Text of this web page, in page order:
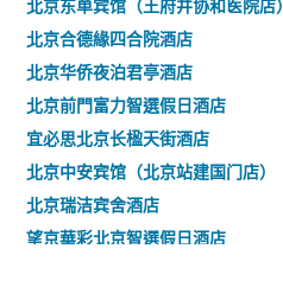
北京东单宾馆（王府井协和医院店）
北京合德緣四合院酒店
北京华侨夜泊君亭酒店
北京前門富力智選假日酒店
宜必思北京长楹天街酒店
北京中安宾馆（北京站建国门店）
北京瑞洁宾舍酒店
望京華彩北京智選假日酒店